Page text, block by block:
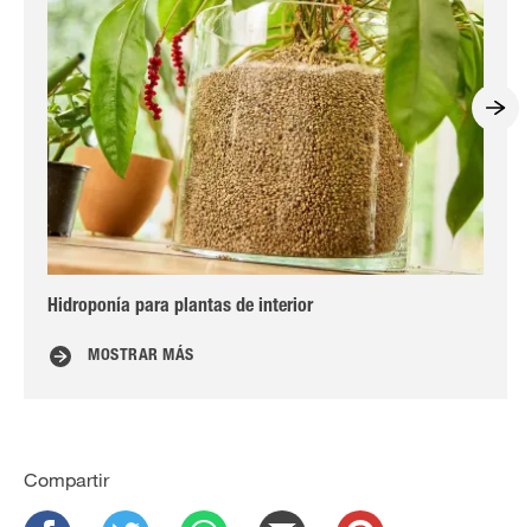
Hidroponía para plantas de interior
MOSTRAR MÁS
Compartir